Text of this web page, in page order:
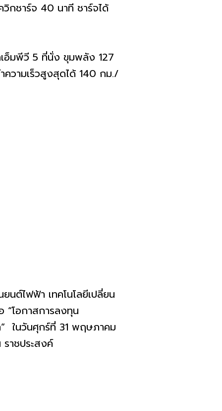
วิกชาร์จ 40 นาที ชาร์จได้
อ็มพีวี 5 ที่นั่ง ขุมพลัง 127
วามเร็วสูงสุดได้ 140 กม./
ไฟฟ้า เทคโนโลยีเปลี่ยน
“โอกาสการลงทุน
ในวันศุกร์ที่ 31 พฤษภาคม
าชประสงค์